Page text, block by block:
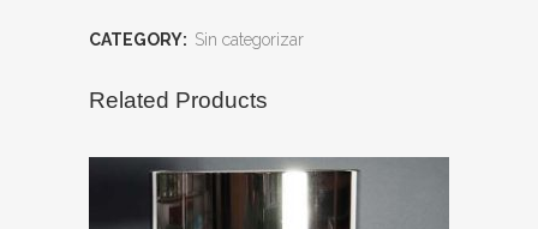
CATEGORY: Sin categorizar
Related Products